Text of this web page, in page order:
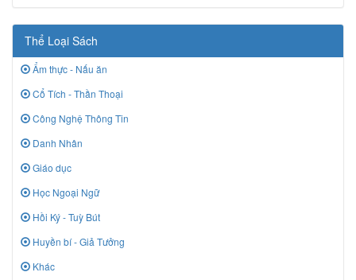
Thể Loại Sách
Ẩm thực - Nấu ăn
Cổ Tích - Thần Thoại
Công Nghệ Thông Tin
Danh Nhân
Giáo dục
Học Ngoại Ngữ
Hồi Ký - Tuỳ Bút
Huyền bí - Giả Tưởng
Khác